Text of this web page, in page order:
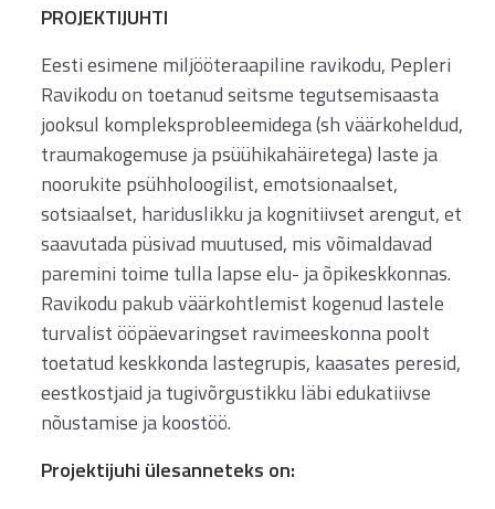
PROJEKTIJUHTI
Eesti esimene miljööteraapiline ravikodu, Pepleri
Ravikodu on toetanud seitsme tegutsemisaasta
jooksul kompleksprobleemidega (sh väärkoheldud,
traumakogemuse ja psüühikahäiretega) laste ja
noorukite psühholoogilist, emotsionaalset,
sotsiaalset, hariduslikku ja kognitiivset arengut, et
saavutada püsivad muutused, mis võimaldavad
paremini toime tulla lapse elu- ja õpikeskkonnas.
Ravikodu pakub väärkohtlemist kogenud lastele
turvalist ööpäevaringset ravimeeskonna poolt
toetatud keskkonda lastegrupis, kaasates peresid,
eestkostjaid ja tugivõrgustikku läbi edukatiivse
nõustamise ja koostöö.
Projektijuhi ülesanneteks on: